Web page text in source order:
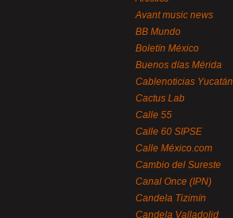
Avant music news
BB Mundo
Boletín México
Buenos días Mérida
Cablenoticias Yucatán
Cactus Lab
Calle 55
Calle 60 SIPSE
Calle México.com
Cambio del Sureste
Canal Once (IPN)
Candela Tizimín
Candela Valladolid